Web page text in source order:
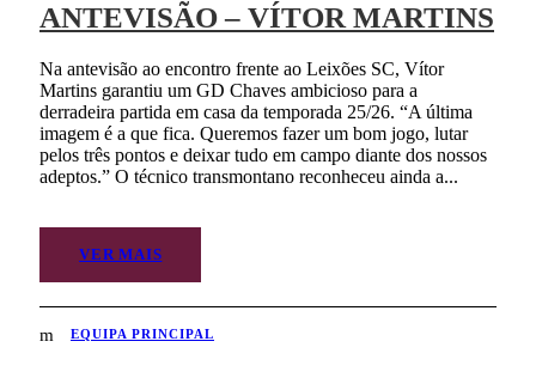
ANTEVISÃO – VÍTOR MARTINS
Na antevisão ao encontro frente ao Leixões SC, Vítor
Martins garantiu um GD Chaves ambicioso para a
derradeira partida em casa da temporada 25/26. “A última
imagem é a que fica. Queremos fazer um bom jogo, lutar
pelos três pontos e deixar tudo em campo diante dos nossos
adeptos.” O técnico transmontano reconheceu ainda a...
VER MAIS
EQUIPA PRINCIPAL